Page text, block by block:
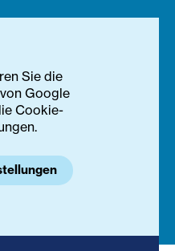
Sie die
Google
Cookie-